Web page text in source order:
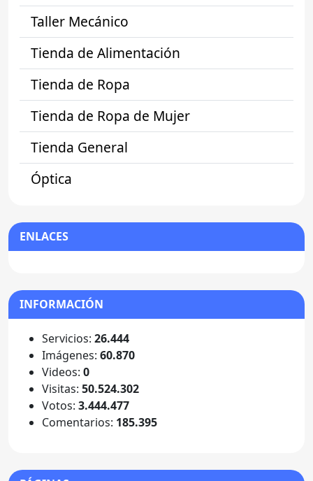
Taller Mecánico
Tienda de Alimentación
Tienda de Ropa
Tienda de Ropa de Mujer
Tienda General
Óptica
ENLACES
INFORMACIÓN
Servicios: 26.444
Imágenes: 60.870
Videos: 0
Visitas: 50.524.302
Votos: 3.444.477
Comentarios: 185.395